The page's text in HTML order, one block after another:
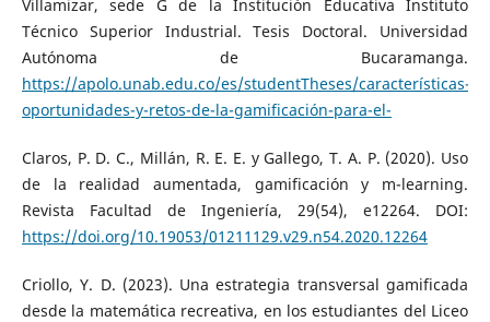
Villamizar, sede G de la Institución Educativa Instituto
Técnico Superior Industrial. Tesis Doctoral. Universidad
Autónoma de Bucaramanga.
https://apolo.unab.edu.co/es/studentTheses/características-
oportunidades-y-retos-de-la-gamificación-para-el-
Claros, P. D. C., Millán, R. E. E. y Gallego, T. A. P. (2020). Uso
de la realidad aumentada, gamificación y m-learning.
Revista Facultad de Ingeniería, 29(54), e12264. DOI:
https://doi.org/10.19053/01211129.v29.n54.2020.12264
Criollo, Y. D. (2023). Una estrategia transversal gamificada
desde la matemática recreativa, en los estudiantes del Liceo